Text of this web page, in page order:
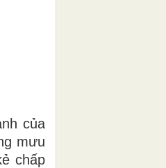
của
mưu
chấp